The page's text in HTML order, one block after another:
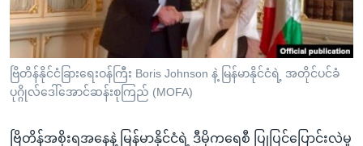
စာမျက်နှာ
သို့
ကြည့်
ရန်
ရန်
ဗွီအိုအေ လူမှုကွန်ယက်များ
ဗြိတိန်နိုင်ငံခြားရေးဝန်ကြီး Boris Johnson နဲ့ မြန်မာနိုင်ငံရဲ့ အတိုင်ပင်ခံ
ပုဂ္ဂိုလ်ဒေါ်အောင်ဆန်းစုကြည် (MOFA)
ဗြိတိန်အစိုးရအနေနဲ့ မြန်မာနိုင်ငံရဲ့ ဒီမိုကရေစီ ပြုပြင်ပြောင်းလဲမှု